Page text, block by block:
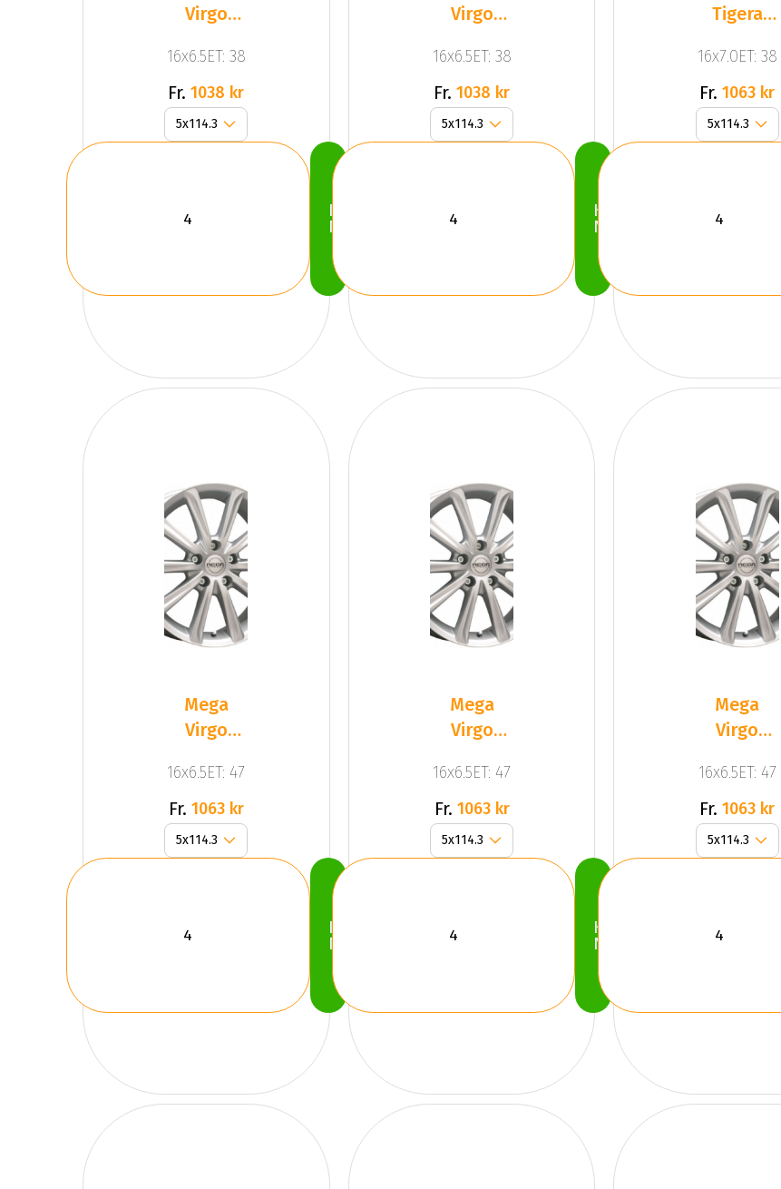
Virgo
16x6.5ET: 38
Fr. 1038 kr
Köp
Nu
Virgo
16x6.5ET: 38
Fr. 1038 kr
Köp
Nu
Tigera
Anthracite
Gr
16x7.0ET: 38
Fr. 1063 kr
Mega
Virgo
16x6.5ET: 47
Fr. 1063 kr
Köp
Nu
Mega
Virgo
16x6.5ET: 47
Fr. 1063 kr
Köp
Nu
Mega
Virgo
16x6.5ET: 47
Fr. 1063 kr